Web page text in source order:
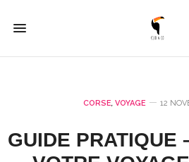
CORSE, VOYAGE 12
GUIDE PRATIQUE